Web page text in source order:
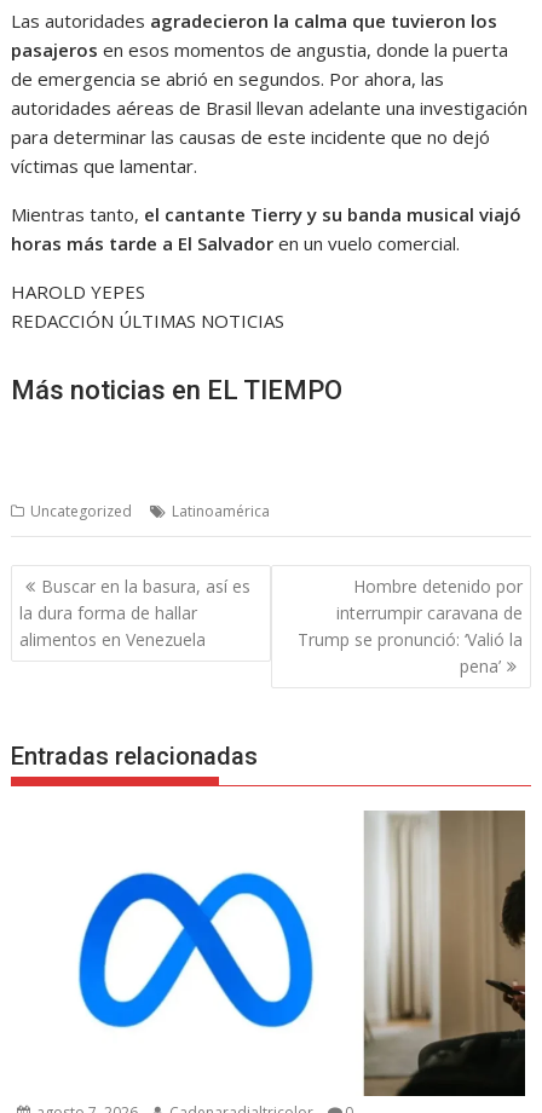
Las autoridades agradecieron la calma que tuvieron los
pasajeros en esos momentos de angustia, donde la puerta
de emergencia se abrió en segundos. Por ahora, las
autoridades aéreas de Brasil llevan adelante una investigación
para determinar las causas de este incidente que no dejó
víctimas que lamentar.
Mientras tanto, el cantante Tierry y su banda musical viajó
horas más tarde a El Salvador en un vuelo comercial.
HAROLD YEPES
REDACCIÓN ÚLTIMAS NOTICIAS
Más noticias en EL TIEMPO
Uncategorized Latinoamérica
Navegación
de
entradas
Buscar en la basura, así es
la dura forma de hallar
alimentos en Venezuela
Hombre detenido por
interrumpir caravana de
Trump se pronunció: ‘Valió la
pena’
Entradas relacionadas